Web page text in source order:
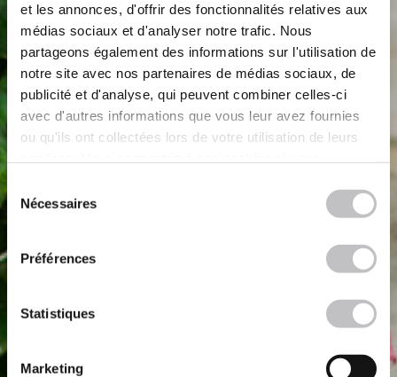
et les annonces, d'offrir des fonctionnalités relatives aux
médias sociaux et d'analyser notre trafic. Nous
partageons également des informations sur l'utilisation de
notre site avec nos partenaires de médias sociaux, de
publicité et d'analyse, qui peuvent combiner celles-ci
avec d'autres informations que vous leur avez fournies
ou qu'ils ont collectées lors de votre utilisation de leurs
Sélection
Nécessaires
Préférences
Statistiques
Marketing